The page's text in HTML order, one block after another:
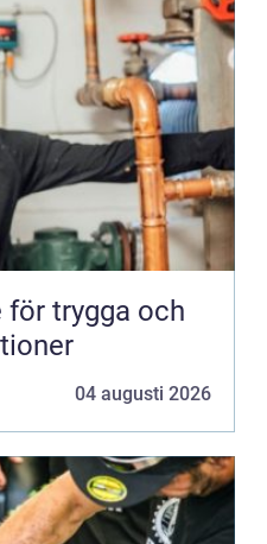
för trygga och
04 augusti 2026